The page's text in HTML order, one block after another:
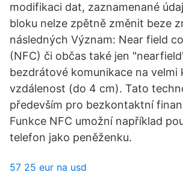
modifikaci dat, zaznamenané
bloku nelze zpětně změnit beze
následných Význam: Near field
(NFC) či občas také jen
bezdrátové komunikace na velmi
vzdálenost (do 4 cm). Tato
především pro bezkontaktní
Funkce NFC umožní například
telefon jako peněženku.
57 25 eur na usd